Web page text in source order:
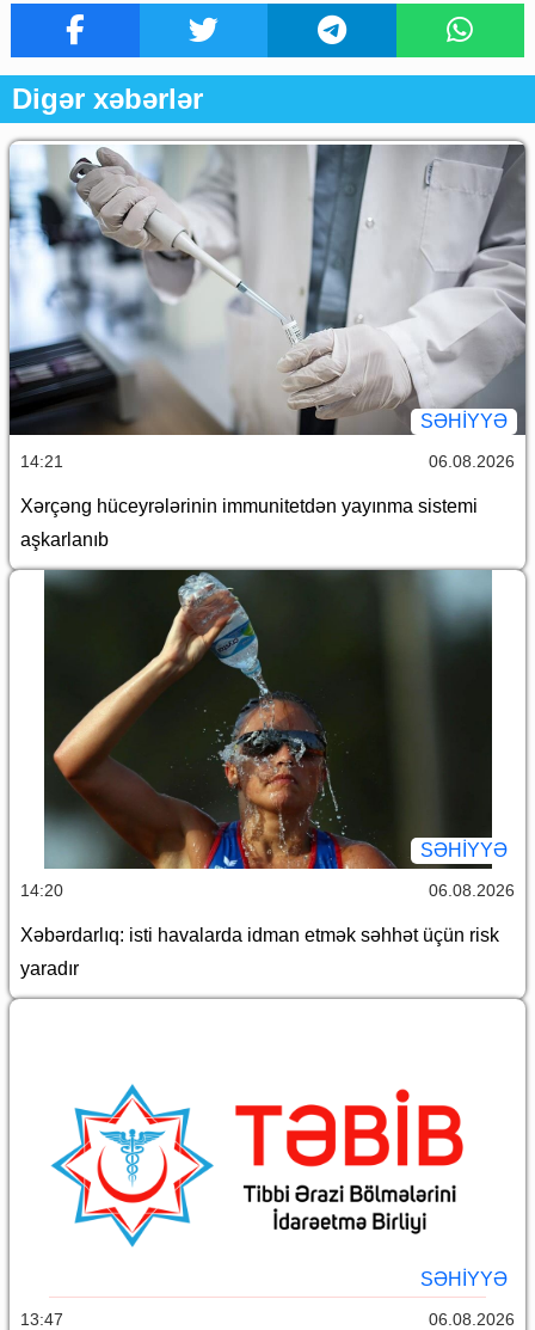
Digər xəbərlər
SƏHIYYƏ
14:21 06.08.2026
Xərçəng hüceyrələrinin immunitetdən yayınma sistemi
aşkarlanıb
SƏHIYYƏ
14:20 06.08.2026
Xəbərdarlıq: isti havalarda idman etmək səhhət üçün risk
yaradır
SƏHIYYƏ
13:47 06.08.2026